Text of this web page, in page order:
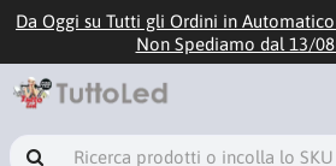
Da Oggi su Tutti gli Ordini in
Non Spediamo dal 13/